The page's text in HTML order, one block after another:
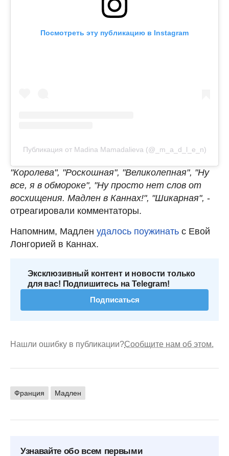
Посмотреть эту публикацию в Instagram
Публикация от Madina Mamadalieva (@_m_a_d_l_e_n)
"Королева", "Роскошная", "Великолепная", "Ну
все, я в обмороке", "Ну просто нет слов от
восхищения. Мадлен в Каннах!", "Шикарная", -
отреагировали комментаторы.
Напомним, Мадлен удалось поужинать с Евой
Лонгорией в Каннах.
Эксклюзивный контент и новости только
для вас! Подпишитесь на Telegram!
Подписаться
Нашли ошибку в публикации?Сообщите нам об этом.
Франция Мадлен
Узнавайте обо всем первыми